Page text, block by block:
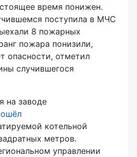
время понижен.
поступила в МЧС
8 пожарных
пожара понизили,
опасности, отметил
случившегося
на заводе
котельной
метров.
управлении